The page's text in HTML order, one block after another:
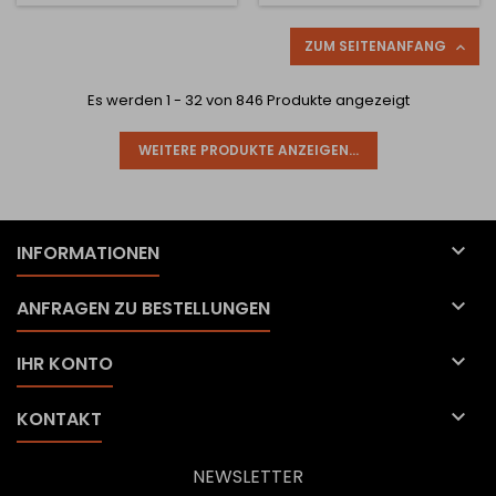
kombinieren und passt
sowohl in moderne als
Innenräume. Der...
ZUM SEITENANFANG 
Es werden 1 - 32 von 846 Produkte angezeigt
WEITERE PRODUKTE ANZEIGEN...
INFORMATIONEN 
ANFRAGEN ZU BESTELLUNGEN 
IHR KONTO 
KONTAKT 
NEWSLETTER